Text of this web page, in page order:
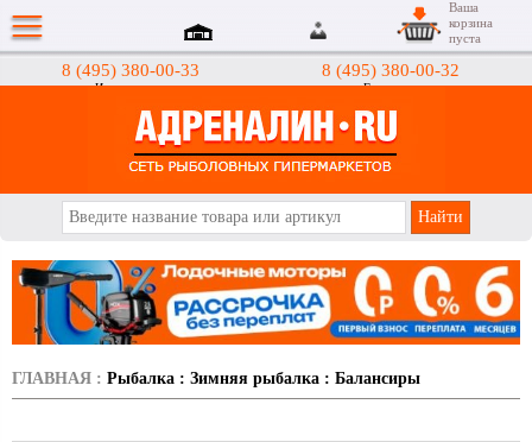
8 (495) 380-00-33
Интернет-магазин
8 (495) 380-00-32
Гипермаркеты
Ваша
корзина
пуста
ГЛАВНАЯ : Рыбалка : Зимняя рыбалка : Балансиры